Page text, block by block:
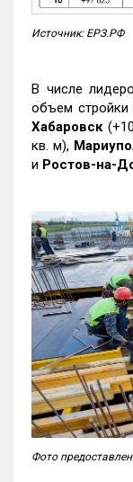
Источник: ЕРЗ.РФ
В числе
объем стройки
Хабаровск
кв. м),
и Ростов-на-
Фото